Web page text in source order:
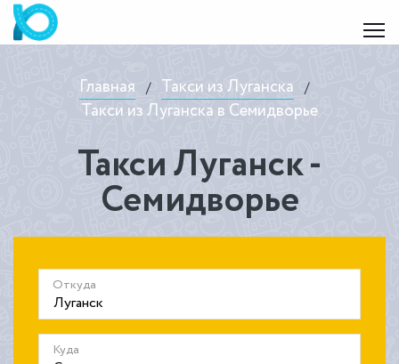
Главная / Такси из Луганска /
Такси из Луганска в Семидворье
Такси Луганск -
Семидворье
Откуда
Куда